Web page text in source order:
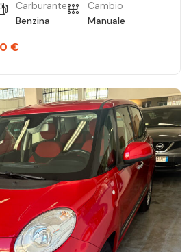
Carburante
Benzina
Cambio
Manuale
€